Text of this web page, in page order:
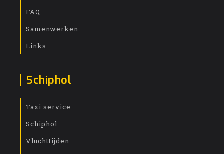
FAQ
Samenwerken
Links
Schiphol
Taxi service
Schiphol
Vluchttijden